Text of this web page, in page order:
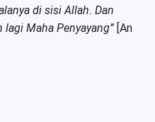
di sisi Allah. Dan
Maha Penyayang” [An